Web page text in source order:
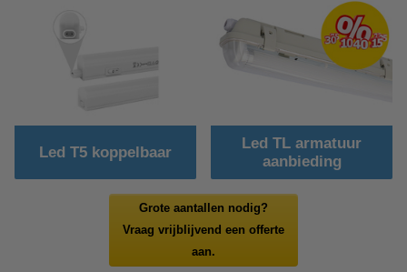
Led T5 koppelbaar
Led TL armatuur
aanbieding
Grote aantallen nodig?
Vraag vrijblijvend een offerte
aan.